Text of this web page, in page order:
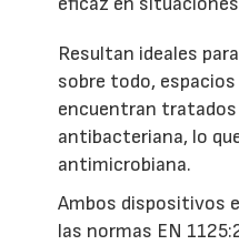
Resultan ideales
sobre todo,
encuentran
antibacteriana, lo
antimicrobiana.
Ambos dispositivos
las normas EN